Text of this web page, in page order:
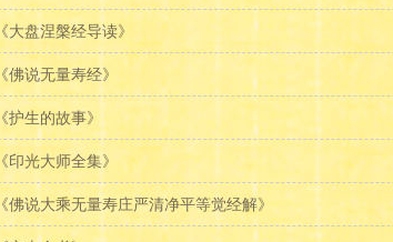
《大盘涅槃经导读》
《佛说无量寿经》
《护生的故事》
《印光大师全集》
《佛说大乘无量寿庄严清净平等觉经解》